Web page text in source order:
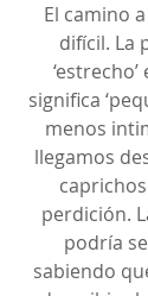
El camino
difícil. La
‘estrecho’
significa
menos
llegamos
perdición.
podría
sabiendo